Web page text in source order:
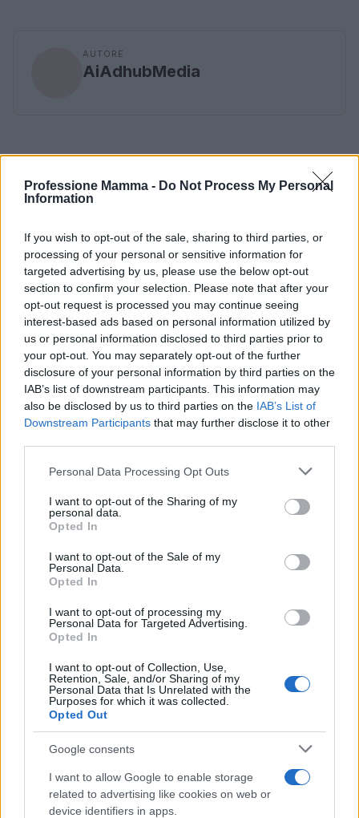
Professione Mamma - Do Not Process My Personal
Information
If you wish to opt-out of the sale, sharing to third parties, or
processing of your personal or sensitive information for
targeted advertising by us, please use the below opt-out
section to confirm your selection. Please note that after your
opt-out request is processed you may continue seeing
interest-based ads based on personal information utilized by
us or personal information disclosed to third parties prior to
your opt-out. You may separately opt-out of the further
disclosure of your personal information by third parties on the
IAB’s list of downstream participants. This information may
also be disclosed by us to third parties on the IAB’s List of
Downstream Participants that may further disclose it to other
Please note that this website/app uses one or more Google
not limited to your visit or usage behaviour. You may click to
grant or deny consent to Google and its third-party tags to
use your data for below specified purposes in below Google
consent section.
Personal Data Processing Opt Outs
I want to opt-out of the Sharing of my
personal data.
Opted In
I want to opt-out of the Sale of my
Personal Data.
Opted In
I want to opt-out of processing my
Personal Data for Targeted Advertising.
Opted In
I want to opt-out of Collection, Use,
Retention, Sale, and/or Sharing of my
Personal Data that Is Unrelated with the
Purposes for which it was collected.
Opted Out
Google consents
I want to allow Google to enable storage
related to advertising like cookies on web or
device identifiers in apps.
AUTORE
AiAdhubMedia
MATERNITÀ E GRAVIDANZA
Perché l’Italia perde le sue giovani madri lavoratrici
MATERNITÀ E GRAVIDANZA